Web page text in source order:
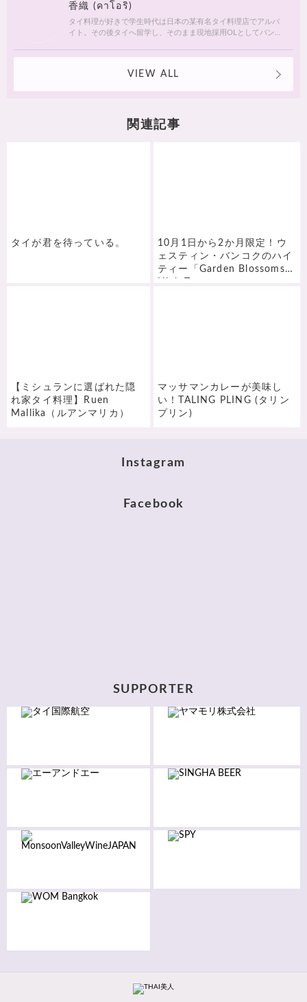
香織 (คาโอริ)
タイ料理が好きで学生時代は日本の某有名タイ料理店でアルバ
イト。その後タイへ留学し、そのまま現地採用OLとしてバンコ
VIEW ALL
関連記事
タイが君を待っている。
10月1日から2か月限定！ウ
ェスティン・バンコクのハイ
ティー「Garden Blossoms
【ミシュランに選ばれた隠
れ家タイ料理】Ruen
Mallika（ルアンマリカ）
マッサマンカレーが美味し
い！TALING PLING (タリン
プリン)
Instagram
Facebook
SUPPORTER